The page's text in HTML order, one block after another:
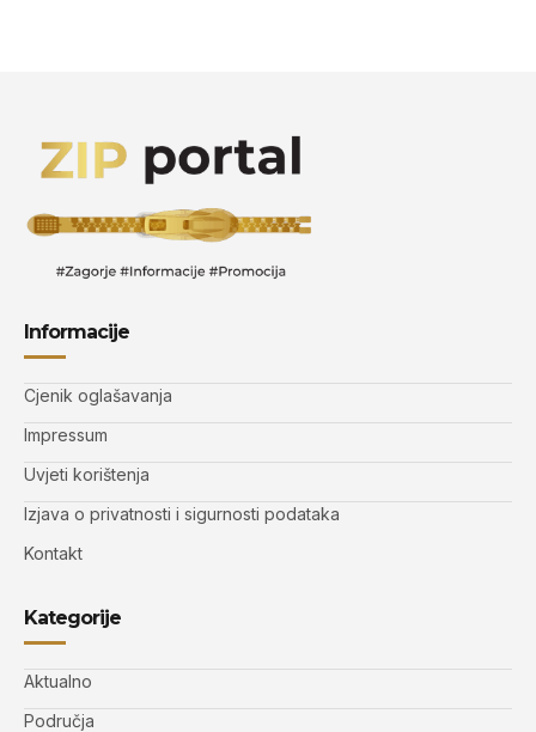
Informacije
Cjenik oglašavanja
Impressum
Uvjeti korištenja
Izjava o privatnosti i sigurnosti podataka
Kontakt
Kategorije
Aktualno
Područja